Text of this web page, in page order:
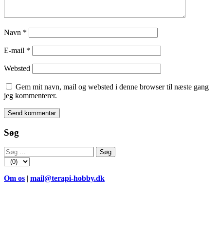
Navn *
E-mail *
Websted
Gem mit navn, mail og websted i denne browser til næste gang
jeg kommenterer.
Søg
Søg
efter:
Om os | mail@terapi-hobby.dk